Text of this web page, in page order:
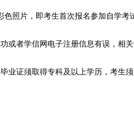
照片，即考生首次报名参加自学考
或者学信网电子注册信息有误，相关
业证须取得专科及以上学历，考生